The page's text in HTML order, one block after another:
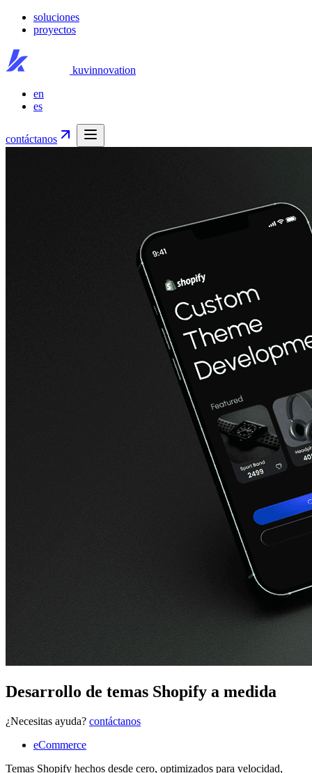
soluciones
proyectos
kuvinnovation
en
es
contáctanos
Desarrollo de temas Shopify a medida
¿Necesitas ayuda? contáctanos
eCommerce
Temas Shopify hechos desde cero, optimizados para velocidad,